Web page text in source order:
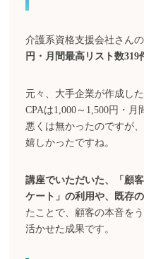
介護系資格支援会社さん
円・月間最高リスト数319
元々、大手企業が作成し
CPAは1,000～1,500円・
悪くは無かったのですが
嬉しかったですね。
講座でいただいた、「顧
ケート」の利用や、既存
たことで、顧客の本音を
活かせた成果です。